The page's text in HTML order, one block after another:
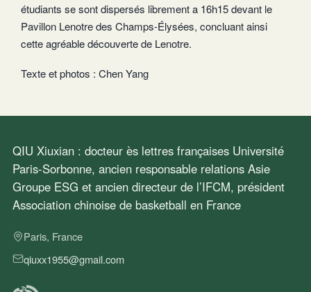
étudiants se sont dispersés librement a 16h15 devant le
Pavillon Lenotre des Champs-Élysées, concluant ainsi
cette agréable découverte de Lenotre.
Texte et photos : Chen Yang
QIU Xiuxian : docteur ès lettres françaises Université
Paris-Sorbonne, ancien responsable relations Asie
Groupe ESG et ancien directeur de l’IFCM, président
Association chinoise de basketball en France
Paris, France
qiuxx1955@gmail.com